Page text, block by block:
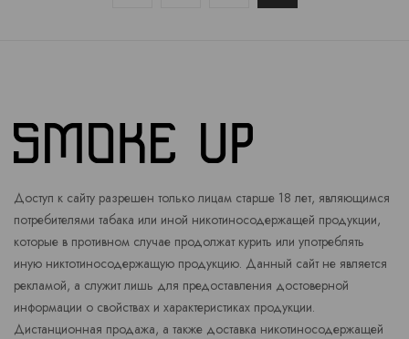
Доступ к сайту разрешен только лицам старше 18 лет, являющимся
потребителями табака или иной никотиносодержащей продукции,
которые в противном случае продолжат курить или употреблять
иную никтотиносодержащую продукцию. Данный сайт не является
рекламой, а служит лишь для предоставления достоверной
информации о свойствах и характеристиках продукции.
Дистанционная продажа, а также доставка никотиносодержащей